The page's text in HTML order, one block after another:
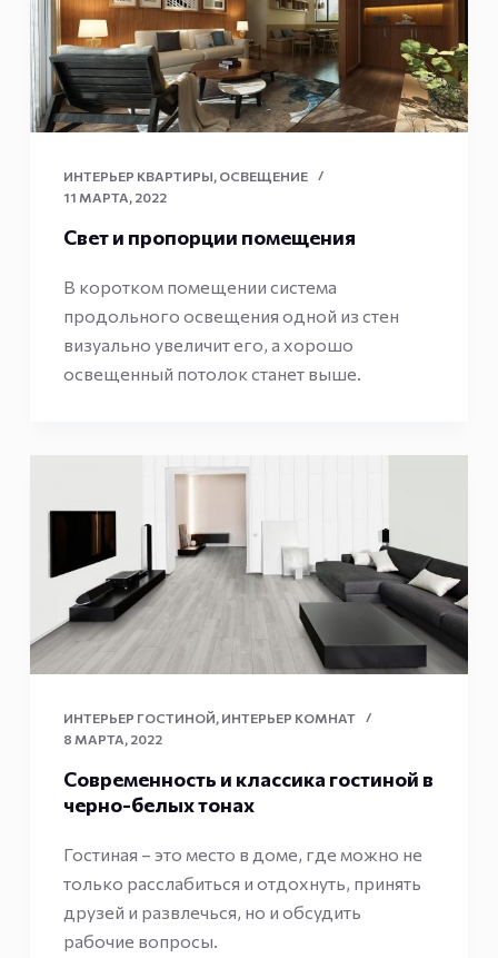
ИНТЕРЬЕР КВАРТИРЫ, ОСВЕЩЕНИЕ
11 МАРТА, 2022
Свет и пропорции помещения
В коротком помещении система
продольного освещения одной из стен
визуально увеличит его, а хорошо
освещенный потолок станет выше.
ИНТЕРЬЕР ГОСТИНОЙ, ИНТЕРЬЕР КОМНАТ
8 МАРТА, 2022
Современность и классика гостиной в
черно-белых тонах
Гостиная – это место в доме, где можно не
только расслабиться и отдохнуть, принять
друзей и развлечься, но и обсудить
рабочие вопросы.